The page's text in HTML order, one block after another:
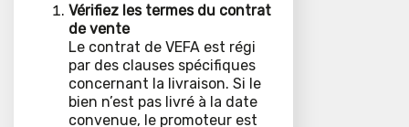
Vérifiez les termes du contrat
de vente
Le contrat de VEFA est régi
par des clauses spécifiques
concernant la livraison. Si le
bien n’est pas livré à la date
convenue, le promoteur est